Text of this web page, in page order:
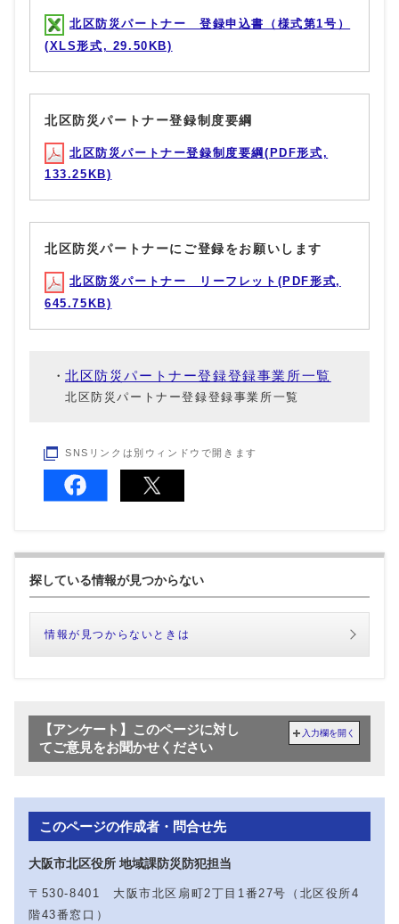
北区防災パートナー 登録申込書（様式第1号）
(XLS形式, 29.50KB)
北区防災パートナー登録制度要綱
北区防災パートナー登録制度要綱(PDF形式,
133.25KB)
北区防災パートナーにご登録をお願いします
北区防災パートナー リーフレット(PDF形式,
645.75KB)
北区防災パートナー登録登録事業所一覧
北区防災パートナー登録登録事業所一覧
SNSリンクは別ウィンドウで開きます
探している情報が見つからない
情報が見つからないときは
【アンケート】このページに対し
てご意見をお聞かせください
入力欄を開く
このページの作成者・問合せ先
大阪市北区役所 地域課防災防犯担当
〒530-8401 大阪市北区扇町2丁目1番27号（北区役所4
階43番窓口）